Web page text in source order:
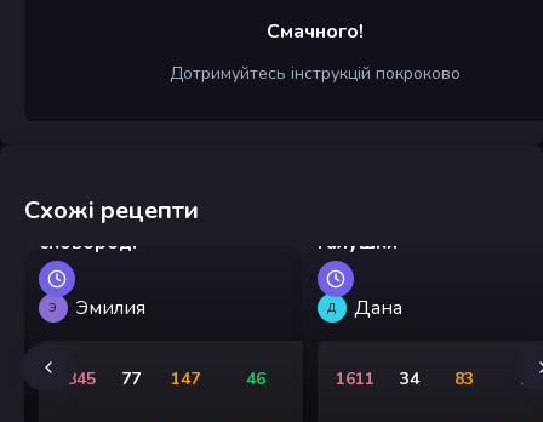
Смачного!
Дотримуйтесь інструкцій покроково
Схожі рецепти
Тріска смажена на
сковороді
Э Эмилия
1845 77 147 46
Галушки
Д Дана
1611 34 83